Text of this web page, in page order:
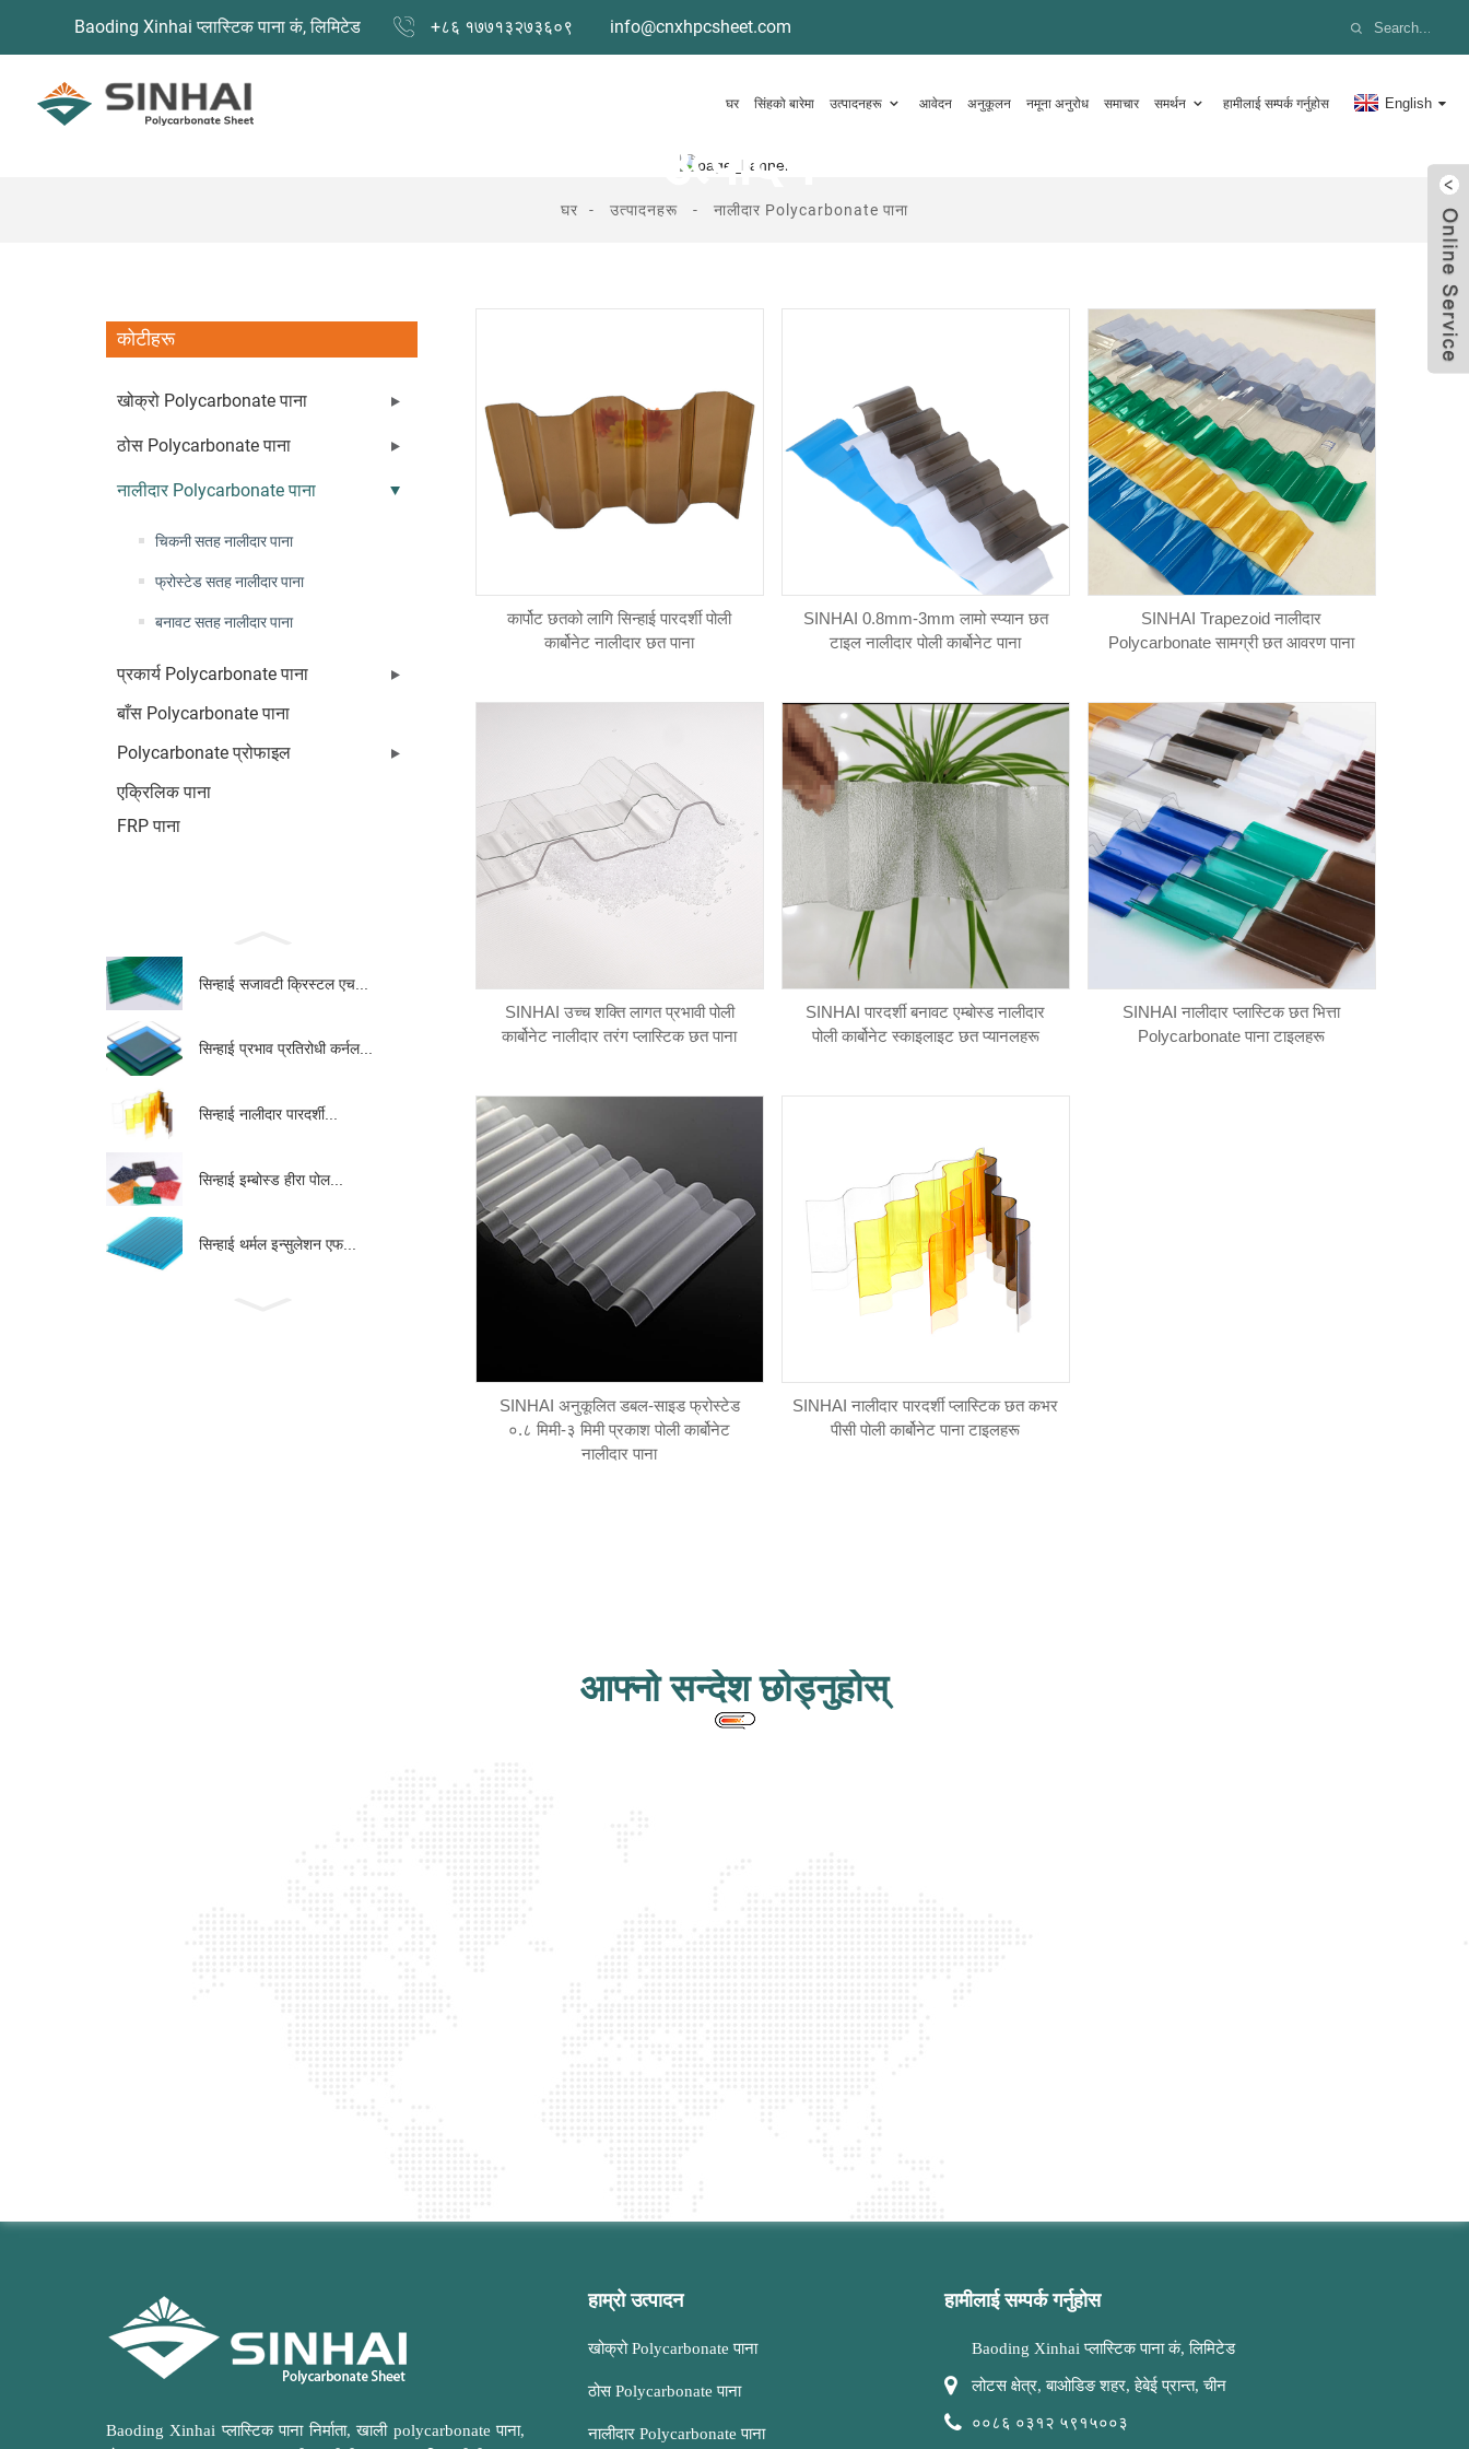
Baoding Xinhai प्लास्टिक पाना कं, लिमिटेड +८६ १७७१३२७३६०९ info@cnxhpcsheet.com
घर सिंहको बारेमा उत्पादनहरू आवेदन अनुकूलन नमूना अनुरोध समाचार समर्थन हामीलाई सम्पर्क गर्नुहोस English
उत्पादन
घर उत्पादनहरू नालीदार Polycarbonate पाना
कोटीहरू
खोक्रो Polycarbonate पाना
ठोस Polycarbonate पाना
नालीदार Polycarbonate पाना
चिकनी सतह नालीदार पाना
फ्रोस्टेड सतह नालीदार पाना
बनावट सतह नालीदार पाना
प्रकार्य Polycarbonate पाना
बाँस Polycarbonate पाना
Polycarbonate प्रोफाइल
एक्रिलिक पाना
FRP पाना
सिन्हाई सजावटी क्रिस्टल एच...
सिन्हाई प्रभाव प्रतिरोधी कर्नल...
सिन्हाई नालीदार पारदर्शी...
सिन्हाई इम्बोस्ड हीरा पोल...
सिन्हाई थर्मल इन्सुलेशन एफ...
कार्पोट छतको लागि सिन्हाई पारदर्शी पोली
कार्बोनेट नालीदार छत पाना
SINHAI 0.8mm-3mm लामो स्प्यान छत
टाइल नालीदार पोली कार्बोनेट पाना
SINHAI Trapezoid नालीदार
Polycarbonate सामग्री छत आवरण पाना
SINHAI उच्च शक्ति लागत प्रभावी पोली
कार्बोनेट नालीदार तरंग प्लास्टिक छत पाना
SINHAI पारदर्शी बनावट एम्बोस्ड नालीदार
पोली कार्बोनेट स्काइलाइट छत प्यानलहरू
SINHAI नालीदार प्लास्टिक छत भित्ता
Polycarbonate पाना टाइलहरू
SINHAI अनुकूलित डबल-साइड फ्रोस्टेड
०.८ मिमी-३ मिमी प्रकाश पोली कार्बोनेट
नालीदार पाना
SINHAI नालीदार पारदर्शी प्लास्टिक छत कभर
पीसी पोली कार्बोनेट पाना टाइलहरू
आफ्नो सन्देश छोड्नुहोस्
Baoding Xinhai प्लास्टिक पाना निर्माता, खाली polycarbonate पाना,
हाम्रो उत्पादन
खोक्रो Polycarbonate पाना
ठोस Polycarbonate पाना
नालीदार Polycarbonate पाना
हामीलाई सम्पर्क गर्नुहोस
Baoding Xinhai प्लास्टिक पाना कं, लिमिटेड
लोटस क्षेत्र, बाओडिङ शहर, हेबेई प्रान्त, चीन
००८६ ०३१२ ५९१५००३